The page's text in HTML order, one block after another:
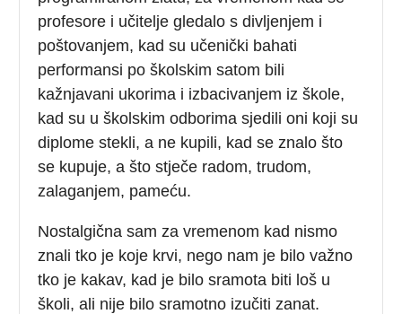
profesore i učitelje gledalo s divljenjem i
poštovanjem, kad su učenički bahati
performansi po školskim satom bili
kažnjavani ukorima i izbacivanjem iz škole,
kad su u školskim odborima sjedili oni koji su
diplome stekli, a ne kupili, kad se znalo što
se kupuje, a što stječe radom, trudom,
zalaganjem, pameću.
Nostalgična sam za vremenom kad nismo
znali tko je koje krvi, nego nam je bilo važno
tko je kakav, kad je bilo sramota biti loš u
školi, ali nije bilo sramotno izučiti zanat.